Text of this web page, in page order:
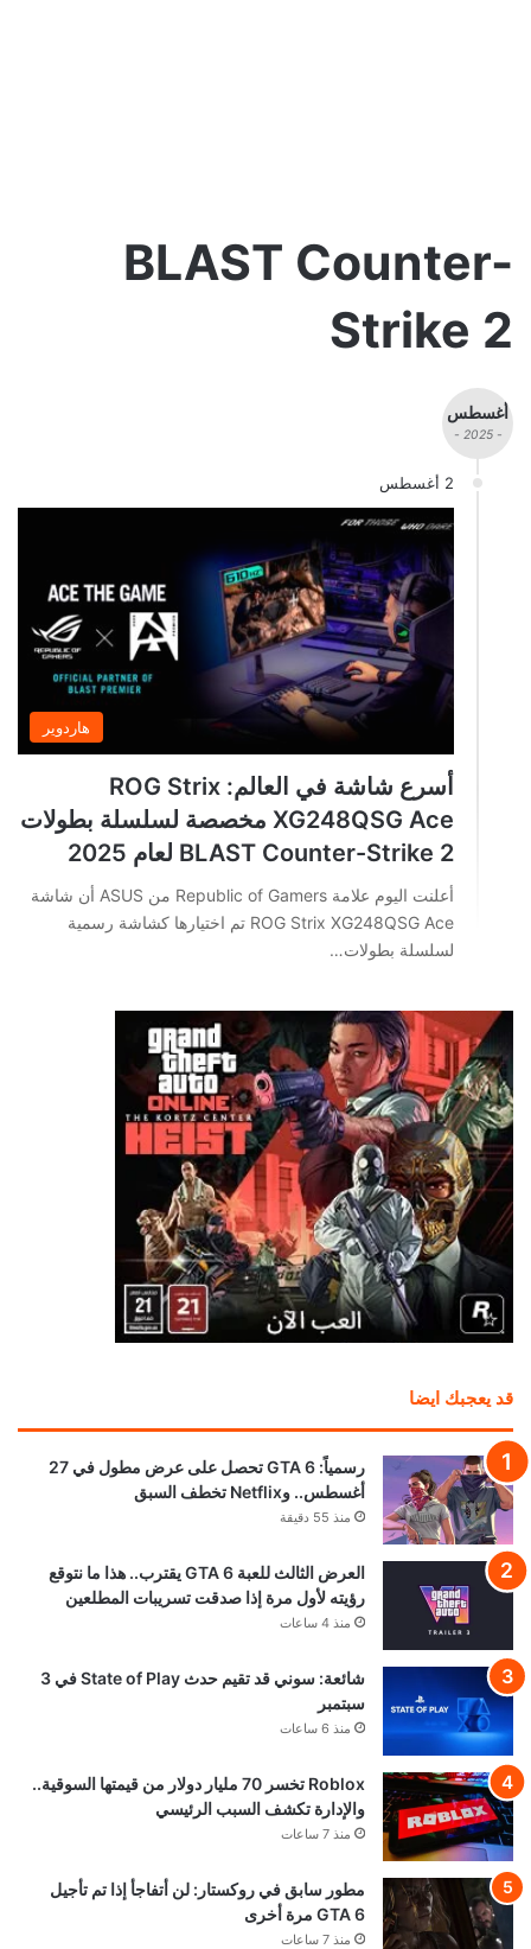
BLAST Counter-
Strike 2
أغسطس
- 2025 -
2 أغسطس
هاردوير
أسرع شاشة في العالم: ROG Strix
XG248QSG Ace مخصصة لسلسلة بطولات
BLAST Counter-Strike 2 لعام 2025
أعلنت اليوم علامة Republic of Gamers من ASUS أن شاشة
ROG Strix XG248QSG Ace تم اختيارها كشاشة رسمية
لسلسلة بطولات…
قد يعجبك ايضا
رسمياً: GTA 6 تحصل على عرض مطول في 27
أغسطس.. وNetflix تخطف السبق
منذ 55 دقيقة
العرض الثالث للعبة GTA 6 يقترب.. هذا ما نتوقع
رؤيته لأول مرة إذا صدقت تسريبات المطلعين
منذ 4 ساعات
شائعة: سوني قد تقيم حدث State of Play في 3
سبتمبر
منذ 6 ساعات
Roblox تخسر 70 مليار دولار من قيمتها السوقية..
والإدارة تكشف السبب الرئيسي
منذ 7 ساعات
مطور سابق في روكستار: لن أتفاجأ إذا تم تأجيل
GTA 6 مرة أخرى
منذ 7 ساعات